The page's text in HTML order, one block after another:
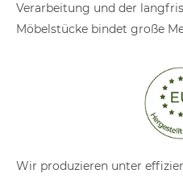
Verarbeitung und der
Möbelstücke bindet große
Wir produzieren unter